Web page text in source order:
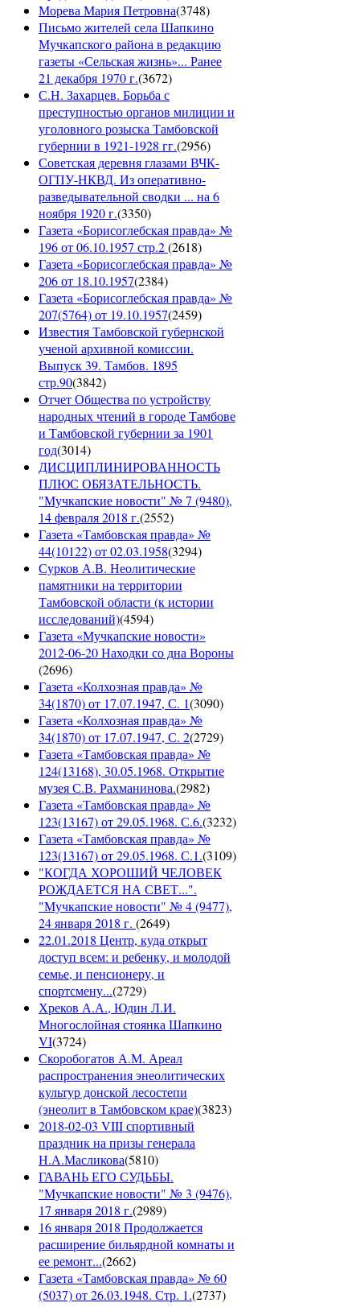
Морева Мария Петровна(3748)
Письмо жителей села Шапкино
Мучкапского района в редакцию
газеты «Сельская жизнь»... Ранее
21 декабря 1970 г.(3672)
С.Н. Захарцев. Борьба с
преступностью органов милиции и
уголовного розыска Тамбовской
губернии в 1921-1928 гг.(2956)
Советская деревня глазами ВЧК-
ОГПУ-НКВД. Из оперативно-
разведывательной сводки ... на 6
ноября 1920 г.(3350)
Газета «Борисоглебская правда» №
196 от 06.10.1957 стр.2(2618)
Газета «Борисоглебская правда» №
206 от 18.10.1957(2384)
Газета «Борисоглебская правда» №
207(5764) от 19.10.1957(2459)
Известия Тамбовской губернской
ученой архивной комиссии.
Выпуск 39. Тамбов. 1895
стр.90(3842)
Отчет Общества по устройству
народных чтений в городе Тамбове
и Тамбовской губернии за 1901
год(3014)
ДИСЦИПЛИНИРОВАННОСТЬ
ПЛЮС ОБЯЗАТЕЛЬНОСТЬ.
"Мучкапские новости" № 7 (9480),
14 февраля 2018 г.(2552)
Газета «Тамбовская правда» №
44(10122) от 02.03.1958(3294)
Сурков А.В. Неолитические
памятники на территории
Тамбовской области (к истории
исследований)(4594)
Газета «Мучкапские новости»
2012-06-20 Находки со дна Вороны
(2696)
Газета «Колхозная правда» №
34(1870) от 17.07.1947, С. 1(3090)
Газета «Колхозная правда» №
34(1870) от 17.07.1947, С. 2(2729)
Газета «Тамбовская правда» №
124(13168), 30.05.1968. Открытие
музея С.В. Рахманинова.(2982)
Газета «Тамбовская правда» №
123(13167) от 29.05.1968. С.6.(3232)
Газета «Тамбовская правда» №
123(13167) от 29.05.1968. С.1.(3109)
"КОГДА ХОРОШИЙ ЧЕЛОВЕК
РОЖДАЕТСЯ НА СВЕТ...".
"Мучкапские новости" № 4 (9477),
24 января 2018 г. (2649)
22.01.2018 Центр, куда открыт
доступ всем: и ребенку, и молодой
семье, и пенсионеру, и
спортсмену...(2729)
Хреков А.А., Юдин Л.И.
Многослойная стоянка Шапкино
VI(3724)
Скоробогатов А.М. Ареал
распространения энеолитических
культур донской лесостепи
(энеолит в Тамбовском крае)(3823)
2018-02-03 VIII спортивный
праздник на призы генерала
Н.А.Масликова(5810)
ГАВАНЬ ЕГО СУДЬБЫ.
"Мучкапские новости" № 3 (9476),
17 января 2018 г.(2989)
16 января 2018 Продолжается
расширение бильярдной комнаты и
ее ремонт...(2662)
Газета «Тамбовская правда» № 60
(5037) от 26.03.1948. Стр. 1.(2737)